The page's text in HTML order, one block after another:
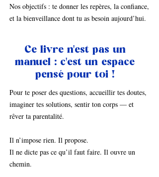
Nos objectifs : te donner les repères, la confiance,
et la bienveillance dont tu as besoin aujourd’hui.
Ce livre n'est pas un
manuel : c'est un espace
pensé pour toi !
Pour te poser des questions, accueillir tes doutes,
imaginer tes solutions, sentir ton corps — et
rêver ta parentalité.
Il n’impose rien. Il propose.
Il ne dicte pas ce qu’il faut faire. Il ouvre un
chemin.